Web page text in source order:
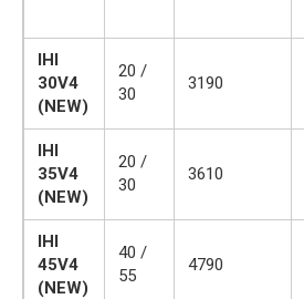
IHI
30V4
(NEW)
20 /
30
3190
IHI
35V4
(NEW)
20 /
30
3610
IHI
45V4
(NEW)
40 /
55
4790